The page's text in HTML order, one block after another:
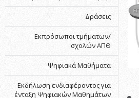
Δράσεις
Εκπρόσωποι τμήματων/
σχολών ΑΠΘ
Ψηφιακά Μαθήματα
Εκδήλωση ενδιαφέροντος για
ένταξη Ψηφιακών Μαθημάτων